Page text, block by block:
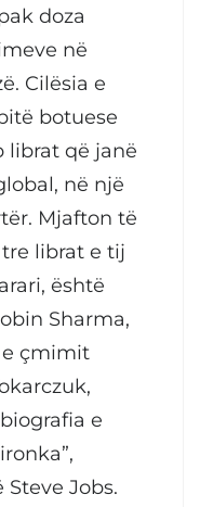
doza
në
Cilësia e
botuese
librat që janë
në një
Mjafton të
librat e tij
është
Sharma,
çmimit
e
Jobs.